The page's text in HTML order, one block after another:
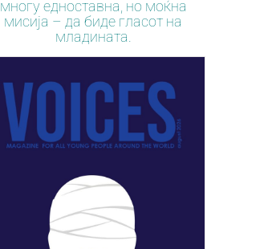
многу едноставна, но моќна
мисија – да биде гласот на
младината.